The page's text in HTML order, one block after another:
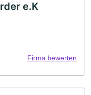
e.K
Firma bewerten